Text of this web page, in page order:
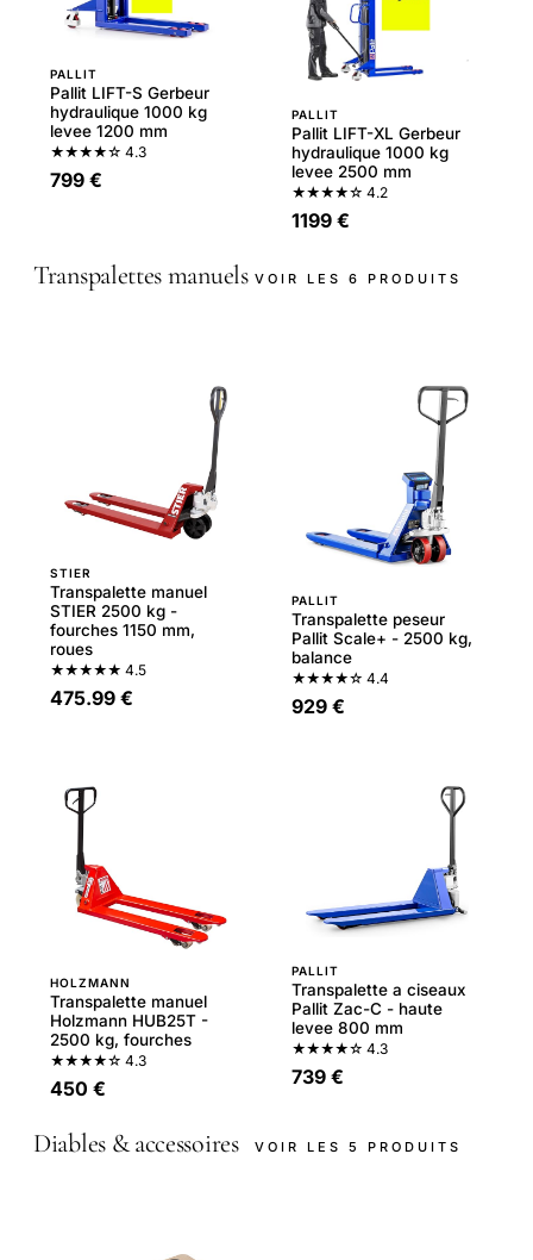
PALLIT
Pallit LIFT-S Gerbeur
hydraulique 1000 kg
levee 1200 mm
★★★★☆ 4.3
799 €
PALLIT
Pallit LIFT-XL Gerbeur
hydraulique 1000 kg
levee 2500 mm
★★★★☆ 4.2
1199 €
Transpalettes manuels VOIR LES 6 PRODUITS
STIER
Transpalette manuel
STIER 2500 kg -
fourches 1150 mm,
roues
★★★★★ 4.5
475.99 €
PALLIT
Transpalette peseur
Pallit Scale+ - 2500 kg,
balance
★★★★☆ 4.4
929 €
HOLZMANN
Transpalette manuel
Holzmann HUB25T -
2500 kg, fourches
★★★★☆ 4.3
450 €
PALLIT
Transpalette a ciseaux
Pallit Zac-C - haute
levee 800 mm
★★★★☆ 4.3
739 €
Diables & accessoires VOIR LES 5 PRODUITS